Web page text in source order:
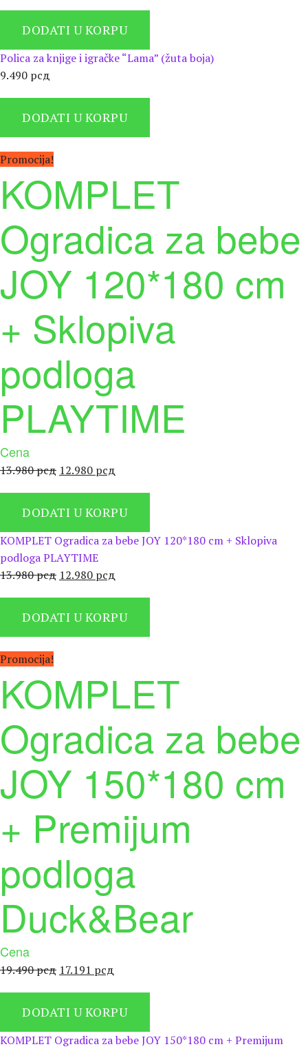
DODATI U KORPU
Polica za knjige i igračke “Lama” (žuta boja)
9.490 рсд
DODATI U KORPU
Promocija!
KOMPLET
Ogradica za bebe
JOY 120*180 cm
+ Sklopiva
podloga
PLAYTIME
Cena
13.980рсд Оригинална
била:
13.980 рсд.
12.980 рсд
12.980 рсд.
DODATI U KORPU
KOMPLET Ogradica za bebe JOY 120*180 cm + Sklopiva
podloga PLAYTIME
13.980рсд Оригинална
била:
12.980 рсд
12.980 рсд.
DODATI U KORPU
Promocija!
KOMPLET
Ogradica za bebe
JOY 150*180 cm
+ Premijum
podloga
Duck&Bear
Cena
19.490рсд Оригинална
била:
19.490 рсд.
17.191 рсд
17.191 рсд.
DODATI U KORPU
KOMPLET Ogradica za bebe JOY 150*180 cm + Premijum